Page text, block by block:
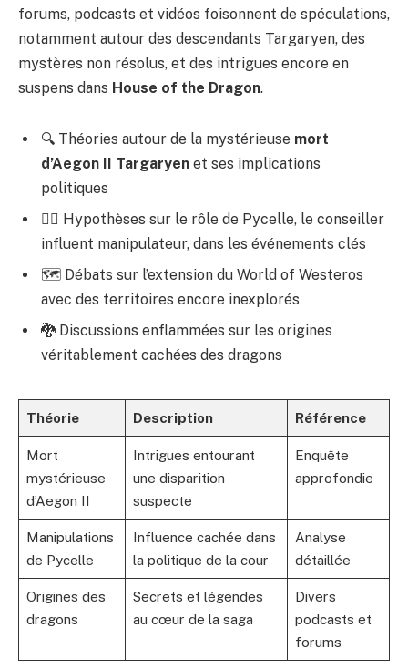
forums, podcasts et vidéos foisonnent de spéculations,
notamment autour des descendants Targaryen, des
mystères non résolus, et des intrigues encore en
suspens dans House of the Dragon.
🔍 Théories autour de la mystérieuse mort
d’Aegon II Targaryen et ses implications
politiques
🕵️‍♂️ Hypothèses sur le rôle de Pycelle, le conseiller
influent manipulateur, dans les événements clés
🗺️ Débats sur l’extension du World of Westeros
avec des territoires encore inexplorés
🐉 Discussions enflammées sur les origines
véritablement cachées des dragons
Théorie Description Référence
Mort
mystérieuse
d’Aegon II
Intrigues entourant
une disparition
suspecte
Enquête
approfondie
Manipulations
de Pycelle
Influence cachée dans
la politique de la cour
Analyse
détaillée
Origines des
dragons
Secrets et légendes
au cœur de la saga
Divers
podcasts et
forums